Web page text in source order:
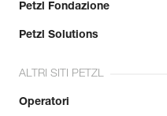
Petzl Fondazione
Petzl Solutions
ALTRI SITI PETZL
Operatori